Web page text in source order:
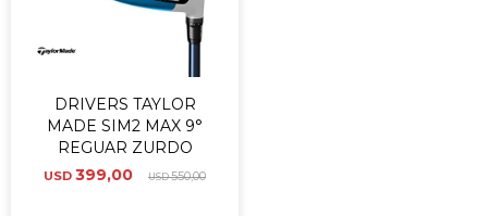
DRIVERS TAYLOR
MADE SIM2 MAX 9°
REGUAR ZURDO
USD 399,00 USD550,00